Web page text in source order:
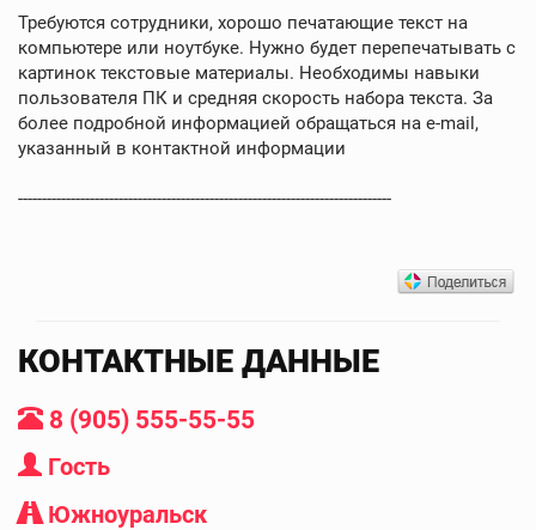
Требуются сотрудники, хорошо печатающие текст на
компьютере или ноутбуке. Нужно будет перепечатывать с
картинок текстовые материалы. Необходимы навыки
пользователя ПК и средняя скорость набора текста. За
более подробной информацией обращаться на e-mail,
указанный в контактной информации
------------------------------------------------------------------------------
КОНТАКТНЫЕ ДАННЫЕ
8 (905) 555-55-55
Гость
Южноуральск